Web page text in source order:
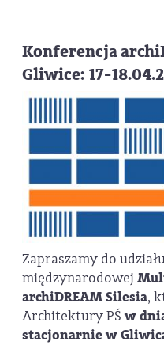
Konferencja
Gliwice: 17-
Zapraszamy do
międzynarodowej
archiDREAM Silesia,
Architektury PŚw
stacjonarnie w